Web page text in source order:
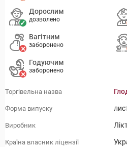
Дорослим
дозволено
Вагітним
заборонено
Годуючим
заборонено
Торгівельна назва
Форма випуску
Виробник
Країна власник ліцензії